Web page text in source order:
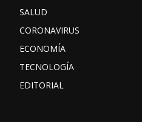
SALUD
CORONAVIRUS
ECONOMÍA
TECNOLOGÍA
EDITORIAL